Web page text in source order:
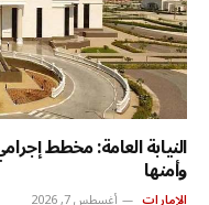
النيابة العامة: مخطط
وأمنها